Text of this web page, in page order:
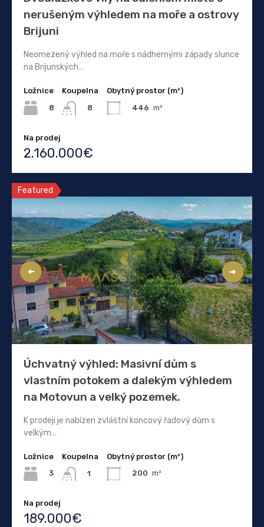
nerušeným výhledem na moře a ostrovy
Brijuni
Neomezený výhled na moře s nádhernými západy slunce
na Brijunských…
Ložnice
8
Koupelna
8
Obytný prostor (m²)
446 m²
Na prodej
2.160.000€
Featured
Úchvatný výhled: Masivní dům s
vlastním potokem a dalekým výhledem
na Motovun a velký pozemek.
K prodeji je nabízen zvláštní koncový řadový dům s
velkým…
Ložnice
3
Koupelna
1
Obytný prostor (m²)
200 m²
Na prodej
189.000€